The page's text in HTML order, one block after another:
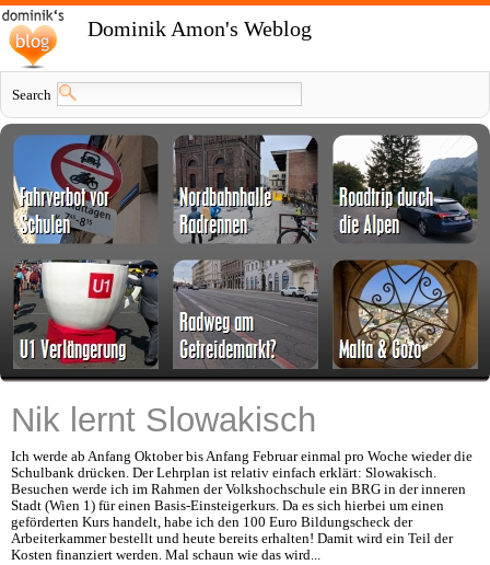
Dominik Amon's Weblog
Search
Nik lernt Slowakisch
Ich werde ab Anfang Oktober bis Anfang Februar einmal pro Woche wieder die
Schulbank drücken. Der Lehrplan ist relativ einfach erklärt: Slowakisch.
Besuchen werde ich im Rahmen der Volkshochschule ein BRG in der inneren
Stadt (Wien 1) für einen Basis-Einsteigerkurs. Da es sich hierbei um einen
geförderten Kurs handelt, habe ich den 100 Euro Bildungscheck der
Arbeiterkammer bestellt und heute bereits erhalten! Damit wird ein Teil der
Kosten finanziert werden. Mal schaun wie das wird...